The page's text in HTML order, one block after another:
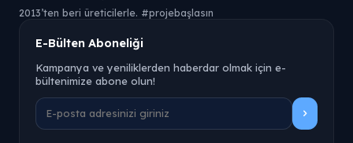
2013’ten beri üreticilerle. #projebaşlasın
E-Bülten Aboneliği
Kampanya ve yeniliklerden haberdar olmak için e-
bültenimize abone olun!